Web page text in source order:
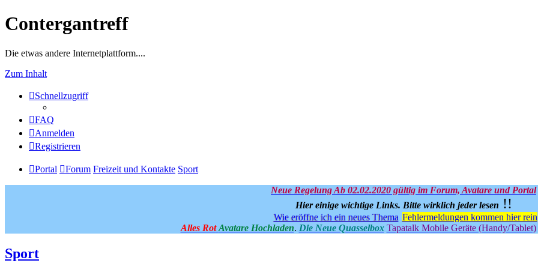
Contergantreff
Die etwas andere Internetplattform....
Zum Inhalt
Schnellzugriff
FAQ
Anmelden
Registrieren
Portal Forum Freizeit und Kontakte Sport
Neue Regelung Ab 02.02.2020 gültig im Forum, Avatare und Portal
Hier einige wichtige Links. Bitte wirklich jeder lesen !!
Wie eröffne ich ein neues Thema Fehlermeldungen kommen hier rein
Alles Rot Avatare Hochladen. Die Neue Quasselbox Tapatalk Mobile Geräte (Handy/Tablet)
Sport